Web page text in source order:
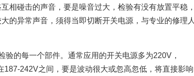
相碰击的声音，要是噪音过大，检验有没有放置平稳，
的异常声音，须得当即切断开关电源，与专业的修理人
的每一个部件。通常应用的开关电源多为220V，
242V之间，要是波动很大或忽高忽低，将直接影响